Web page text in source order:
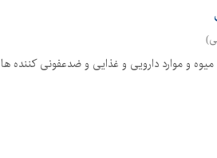
و موارد دارویی و غذایی و ضدعفونی کننده ها